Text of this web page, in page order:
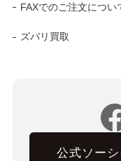
FAXでのご注文につい
ズバリ買取
公式ソー